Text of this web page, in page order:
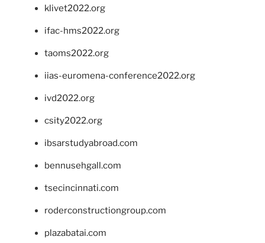
klivet2022.org
ifac-hms2022.org
taoms2022.org
iias-euromena-conference2022.org
ivd2022.org
csity2022.org
ibsarstudyabroad.com
bennusehgall.com
tsecincinnati.com
roderconstructiongroup.com
plazabatai.com